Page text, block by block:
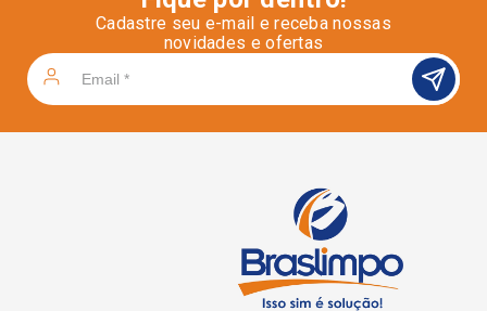
Cadastre seu e-mail e receba nossas
novidades e ofertas